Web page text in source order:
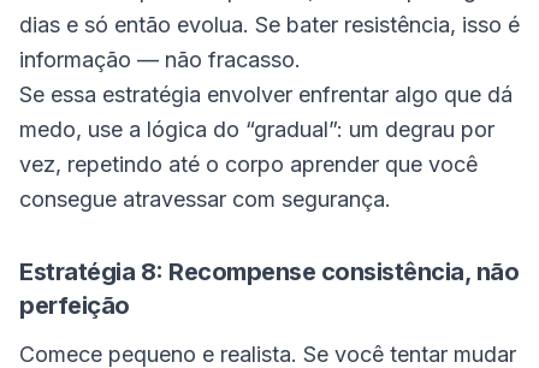
dias e só então evolua. Se bater resistência, isso é
informação — não fracasso.
Se essa estratégia envolver enfrentar algo que dá
medo, use a lógica do “gradual”: um degrau por
vez, repetindo até o corpo aprender que você
consegue atravessar com segurança.
Estratégia 8: Recompense consistência, não
perfeição
Comece pequeno e realista. Se você tentar mudar